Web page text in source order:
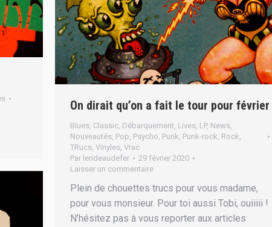
On dirait qu’on a fait le tour pour février
Blues, Classic, Débarquement, Lives, LP, News,
Nouveautés, Pop, Psycho, Punk, Punk-rock, Rock,
TRucs, Vinyles, Vrac
Par lerideaudefer
29 février 2020
Laisser un commentaire
Plein de chouettes trucs pour vous madame,
pour vous monsieur. Pour toi aussi Tobi, ouiiiii !
N’hésitez pas à vous reporter aux articles